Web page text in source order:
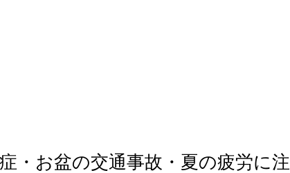
・お盆の交通事故・夏の疲労に注